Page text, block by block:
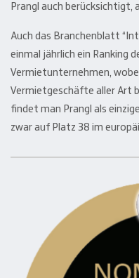
Prangl auch berücksichtigt,
Auch das Branchenblatt
einmal jährlich ein Ranking
Vermietunternehmen,
Vermietgeschäfte aller Art
findet man Prangl als
zwar auf Platz 38 im